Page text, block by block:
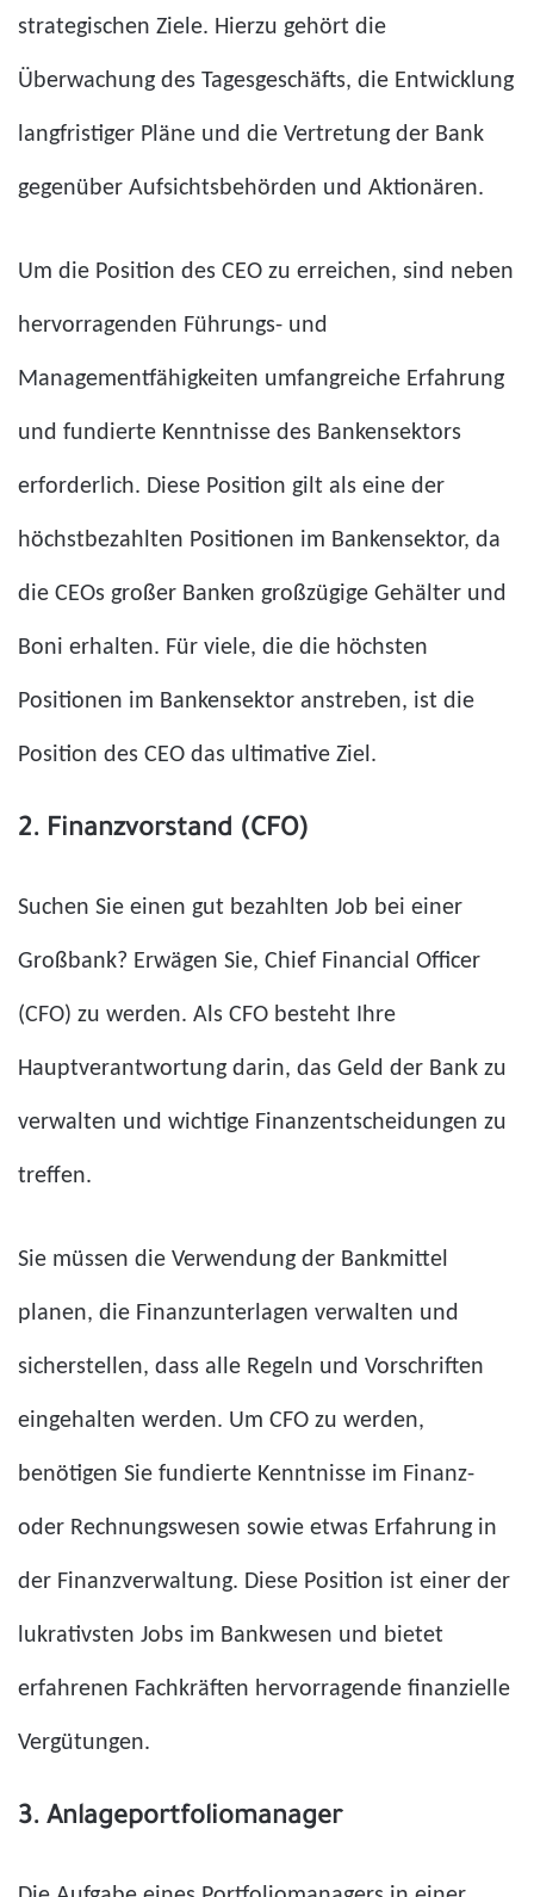
strategischen Ziele. Hierzu gehört die
Überwachung des Tagesgeschäfts, die Entwicklung
langfristiger Pläne und die Vertretung der Bank
gegenüber Aufsichtsbehörden und Aktionären.
Um die Position des CEO zu erreichen, sind neben
hervorragenden Führungs- und
Managementfähigkeiten umfangreiche Erfahrung
und fundierte Kenntnisse des Bankensektors
erforderlich. Diese Position gilt als eine der
höchstbezahlten Positionen im Bankensektor, da
die CEOs großer Banken großzügige Gehälter und
Boni erhalten. Für viele, die die höchsten
Positionen im Bankensektor anstreben, ist die
Position des CEO das ultimative Ziel.
2. Finanzvorstand (CFO)
Suchen Sie einen gut bezahlten Job bei einer
Großbank? Erwägen Sie, Chief Financial Officer
(CFO) zu werden. Als CFO besteht Ihre
Hauptverantwortung darin, das Geld der Bank zu
verwalten und wichtige Finanzentscheidungen zu
treffen.
Sie müssen die Verwendung der Bankmittel
planen, die Finanzunterlagen verwalten und
sicherstellen, dass alle Regeln und Vorschriften
eingehalten werden. Um CFO zu werden,
benötigen Sie fundierte Kenntnisse im Finanz-
oder Rechnungswesen sowie etwas Erfahrung in
der Finanzverwaltung. Diese Position ist einer der
lukrativsten Jobs im Bankwesen und bietet
erfahrenen Fachkräften hervorragende finanzielle
Vergütungen.
3. Anlageportfoliomanager